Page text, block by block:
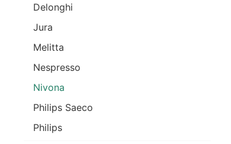
Delonghi
Jura
Melitta
Nespresso
Nivona
Philips Saeco
Philips